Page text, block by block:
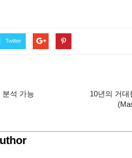
Twitter
분석 가능
10년의 거대